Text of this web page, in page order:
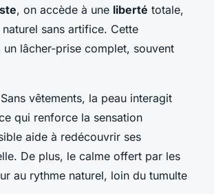
, on accède à une liberté totale,
sans artifice. Cette
un lâcher-prise complet, souvent
vêtements, la peau interagit
qui renforce la sensation
aide à redécouvrir ses
De plus, le calme offert par les
au rythme naturel, loin du tumulte